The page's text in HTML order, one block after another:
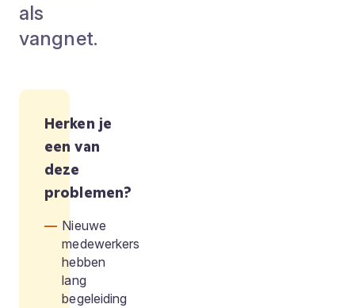
als
vangnet.
Herken je
een van
deze
problemen?
Nieuwe
medewerkers
hebben
lang
begeleiding